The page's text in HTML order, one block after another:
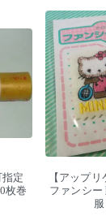
指定
枚巻
【アップ
ファンシー